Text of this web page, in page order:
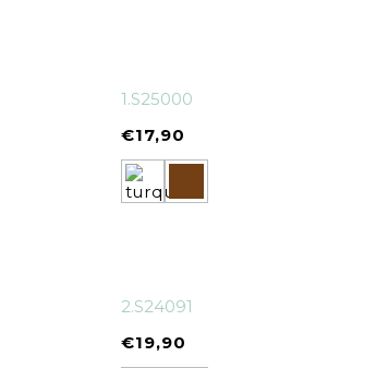
1.S25000
€17,90
2.S24091
€19,90